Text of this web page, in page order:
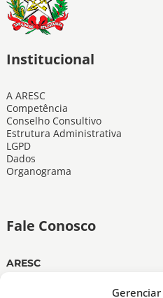
Institucional
A ARESC
Competência
Conselho Consultivo
Estrutura Administrativa
LGPD
Dados
Organograma
Fale Conosco
ARESC